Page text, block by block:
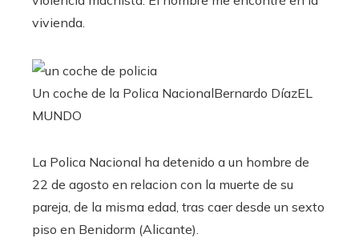
vivienda.
Un coche de la Polica NacionalBernardo DíazEL
MUNDO
La Polica Nacional ha detenido a un hombre de
22 de agosto en relacion con la muerte de su
pareja, de la misma edad, tras caer desde un sexto
piso en Benidorm (Alicante).